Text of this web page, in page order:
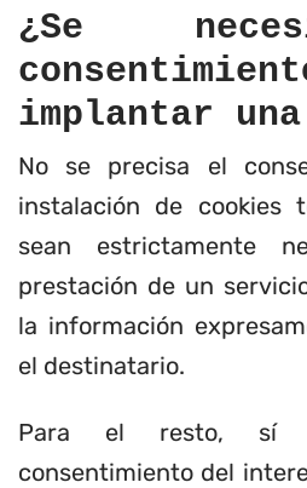
¿Se
implantar
No se precisa el
instalación de cookies
sean estrictamente
prestación de un
la información
el destinatario.
Para el resto, sí
consentimiento del